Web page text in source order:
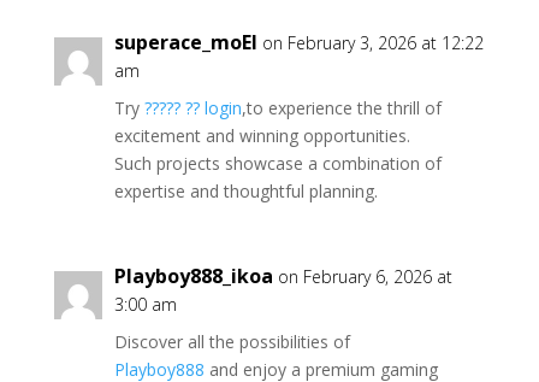
superace_moEl on February 3, 2026 at 12:22
am
Try ????? ?? login,to experience the thrill of
excitement and winning opportunities.
Such projects showcase a combination of
expertise and thoughtful planning.
Playboy888_ikoa on February 6, 2026 at
3:00 am
Discover all the possibilities of
Playboy888 and enjoy a premium gaming